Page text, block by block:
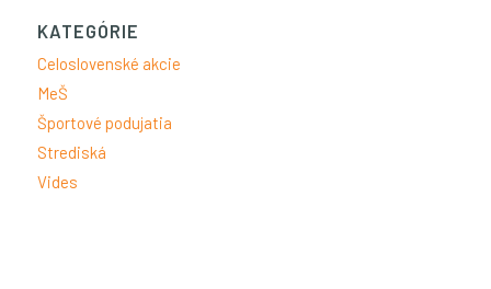
KATEGÓRIE
Celoslovenské akcie
MeŠ
Športové podujatia
Strediská
Vides